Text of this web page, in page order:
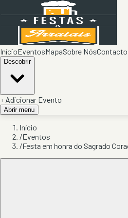
InícioEventosMapaSobre NósContacto
Descobrir
+ Adicionar Evento
Abrir menu
Início
/Eventos
/Festa em honra do Sagrado